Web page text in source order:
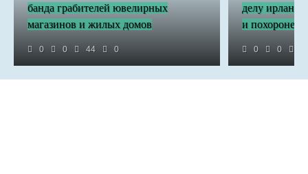
банда грабителей ювелирных
магазинов и жилых домов
0 0 44 0
делу
и
0 0